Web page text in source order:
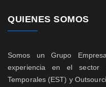
QUIENES SOMOS
Somos un Grupo
experiencia en el sector
Temporales (EST) y